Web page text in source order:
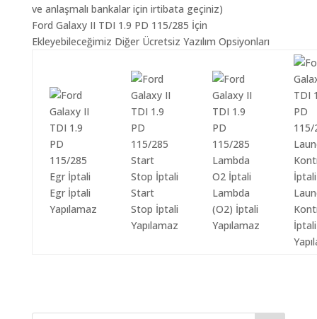
ve anlaşmalı bankalar için irtibata geçiniz)
Ford Galaxy II TDI 1.9 PD 115/285 İçin
Ekleyebileceğimiz Diğer Ücretsiz Yazılım Opsiyonları
Egr İptali
Yapılamaz
Start
Stop İptali
Yapılamaz
Lambda
(O2) İptali
Yapılamaz
İptali